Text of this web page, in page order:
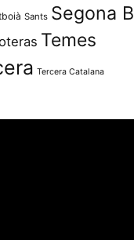
Sants Segona B
Temes
Tercera Catalana